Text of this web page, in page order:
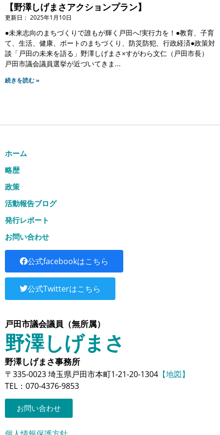
【野澤しげまさアクションプラン】
2025年1月10日
●未来志向のまちづくりで誰もが輝く戸田へ!実行力を！●教育、子育
て、生活、健康、ボートのまちづくり、防災防犯、行政経済●政策対
談「戸田の未来を語る」野澤しげまさ×すがわら文仁（戸田市長）
戸田市議会議員選挙が近づいてきま
続きを読む »
ホーム
略歴
政策
活動報告ブログ
発行レポート
お問い合わせ
公式facebookはこちら
公式Twitterはこちら
戸田市議会議員（無所属）
野澤しげまさ
野澤しげまさ事務所
〒335-0023 埼玉県戸田市本町1-21-20-1304 【地図】
TEL：070-4376-9853
お問い合わせ